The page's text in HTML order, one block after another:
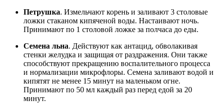
Петрушка. Измельчают корень и заливают 3 столовые
ложки стаканом кипяченой воды. Настаивают ночь.
Принимают по 1 столовой ложке за полчаса до еды.
Семена льна. Действуют как антацид, обволакивая
стенки желудка и защищая от раздражения. Они также
способствуют прекращению воспалительного процесса
и нормализации микрофлоры. Семена заливают водой и
кипятят не менее 15 минут на маленьком огне.
Принимают по 50 мл каждый раз перед едой за 20
минут.